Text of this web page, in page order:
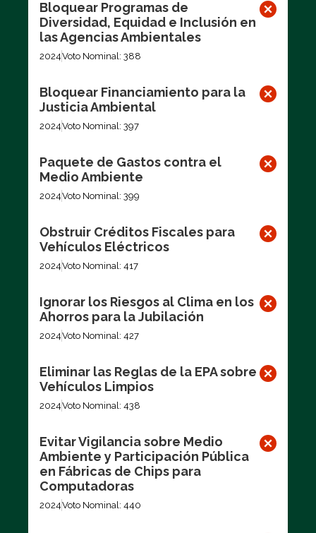
Bloquear Programas de
Diversidad, Equidad e Inclusión en
las Agencias Ambientales
2024Voto Nominal: 388
Bloquear Financiamiento para la
Justicia Ambiental
2024Voto Nominal: 397
Paquete de Gastos contra el
Medio Ambiente
2024Voto Nominal: 399
Obstruir Créditos Fiscales para
Vehículos Eléctricos
2024Voto Nominal: 417
Ignorar los Riesgos al Clima en los
Ahorros para la Jubilación
2024Voto Nominal: 427
Eliminar las Reglas de la EPA sobre
Vehículos Limpios
2024Voto Nominal: 438
Evitar Vigilancia sobre Medio
Ambiente y Participación Pública
en Fábricas de Chips para
Computadoras
2024Voto Nominal: 440